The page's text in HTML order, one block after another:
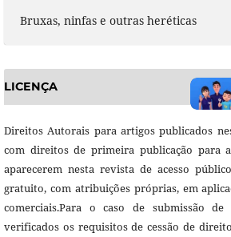
Bruxas, ninfas e outras heréticas
LICENÇA
Direitos Autorais para artigos publicados
com direitos de primeira publicação para
aparecerem nesta revista de acesso
gratuito, com atribuições próprias, em
comerciais.Para o caso de submissão
verificados os requisitos de cessão de